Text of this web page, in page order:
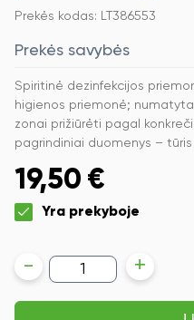
Prekės kodas: LT386553
Prekės savybės
Spiritinė dezinfekcijos
higienos priemonė;
zonai prižiūrėti pagal
pagrindiniai duomenys – tūris
19,50 €
Yra prekyboje
produkto
kiekis:
Spiritinė
dezinfekcijos
- +